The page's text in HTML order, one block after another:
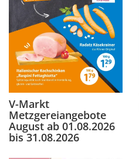
V-Markt
Metzgereiangebote
August ab 01.08.2026
bis 31.08.2026